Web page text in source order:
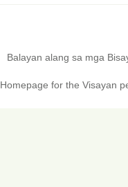
Balayan alang sa mga
Homepage for the Visayan